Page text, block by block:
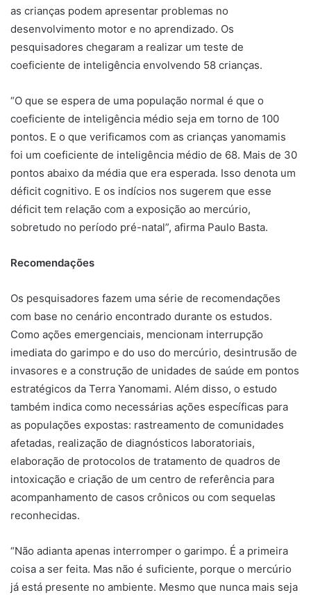
as crianças podem apresentar problemas no
desenvolvimento motor e no aprendizado. Os
pesquisadores chegaram a realizar um teste de
coeficiente de inteligência envolvendo 58 crianças.
“O que se espera de uma população normal é que o
coeficiente de inteligência médio seja em torno de 100
pontos. E o que verificamos com as crianças yanomamis
foi um coeficiente de inteligência médio de 68. Mais de 30
pontos abaixo da média que era esperada. Isso denota um
déficit cognitivo. E os indícios nos sugerem que esse
déficit tem relação com a exposição ao mercúrio,
sobretudo no período pré-natal”, afirma Paulo Basta.
Recomendações
Os pesquisadores fazem uma série de recomendações
com base no cenário encontrado durante os estudos.
Como ações emergenciais, mencionam interrupção
imediata do garimpo e do uso do mercúrio, desintrusão de
invasores e a construção de unidades de saúde em pontos
estratégicos da Terra Yanomami. Além disso, o estudo
também indica como necessárias ações específicas para
as populações expostas: rastreamento de comunidades
afetadas, realização de diagnósticos laboratoriais,
elaboração de protocolos de tratamento de quadros de
intoxicação e criação de um centro de referência para
acompanhamento de casos crônicos ou com sequelas
reconhecidas.
“Não adianta apenas interromper o garimpo. É a primeira
coisa a ser feita. Mas não é suficiente, porque o mercúrio
já está presente no ambiente. Mesmo que nunca mais seja